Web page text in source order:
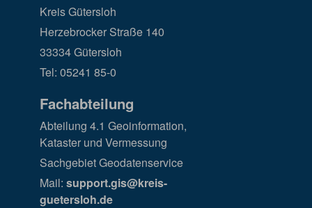
Kreis Gütersloh
Herzebrocker Straße 140
33334 Gütersloh
Tel: 05241 85-0
Fachabteilung
Abteilung 4.1 Geoinformation,
Kataster und Vermessung
Sachgebiet Geodatenservice
Mail: support.gis@kreis-
guetersloh.de